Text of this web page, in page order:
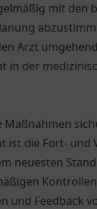
mit den
Arzt
in der
ist die Fort- und
neuesten
und Feedback